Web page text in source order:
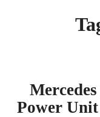
Power